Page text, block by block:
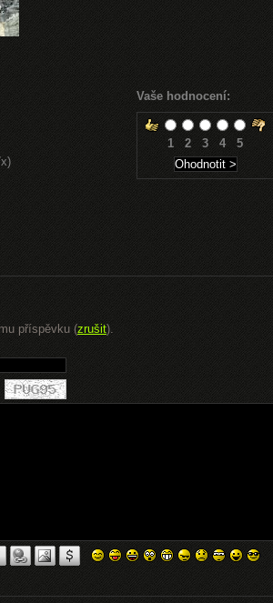
Vaše hodnocení:
1 2 3 4 5
příspěvku (zrušit).